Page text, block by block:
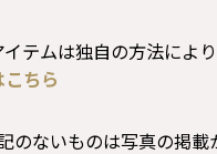
テムは独自の方法により
ちら
のないものは写真の掲載